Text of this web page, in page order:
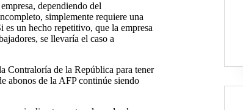
dependiendo del
simplemente requiere una
un hecho repetitivo, que la empresa
se llevaría el caso a
Contraloría de la República para tener
abonos de la AFP continúe siendo